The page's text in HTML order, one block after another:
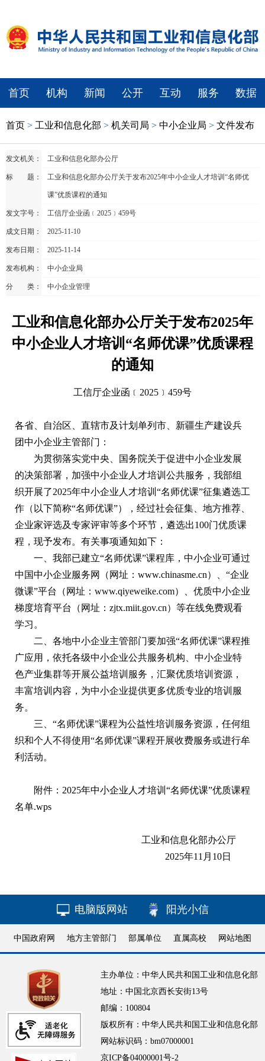
首页 机构 新闻 公开 互动 服务 数据
首页 > 工业和信息化部 > 机关司局 > 中小企业局 > 文件发布
发文机关： 工业和信息化部办公厅
标 题： 工业和信息化部办公厅关于发布2025年中小企业人才培训“名师优
课”优质课程的通知
发文字号： 工信厅企业函﹝2025﹞459号
成文日期： 2025-11-10
发布日期： 2025-11-14
发布机构： 中小企业局
分 类： 中小企业管理
工业和信息化部办公厅关于发布2025年
中小企业人才培训“名师优课”优质课程
的通知
工信厅企业函﹝2025﹞459号
各省、自治区、直辖市及计划单列市、新疆生产建设兵
团中小企业主管部门：
为贯彻落实党中央、国务院关于促进中小企业发展
的决策部署，加强中小企业人才培训公共服务，我部组
织开展了2025年中小企业人才培训“名师优课”征集遴选工
作（以下简称“名师优课”），经过社会征集、地方推荐、
企业家评选及专家评审等多个环节，遴选出100门优质课
程，现予发布。有关事项通知如下：
一、我部已建立“名师优课”课程库，中小企业可通过
中国中小企业服务网（网址：www.chinasme.cn）、“企业
微课”平台（网址：www.qiyeweike.com）、优质中小企业
梯度培育平台（网址：zjtx.miit.gov.cn）等在线免费观看
学习。
二、各地中小企业主管部门要加强“名师优课”课程推
广应用，依托各级中小企业公共服务机构、中小企业特
色产业集群等开展公益培训服务，汇聚优质培训资源，
丰富培训内容，为中小企业提供更多优质专业的培训服
务。
三、“名师优课”课程为公益性培训服务资源，任何组
织和个人不得使用“名师优课”课程开展收费服务或进行牟
利活动。
附件： 2025年中小企业人才培训“名师优课”优质课程
名单.wps
工业和信息化部办公厅
2025年11月10日
电脑版网站 阳光小信
中国政府网 地方主管部门 部属单位 直属高校 网站地图
主办单位：中华人民共和国工业和信息化部
地址：中国北京西长安街13号
邮编：100804
版权所有：中华人民共和国工业和信息化部
网站标识码：bm07000001
京ICP备04000001号-2